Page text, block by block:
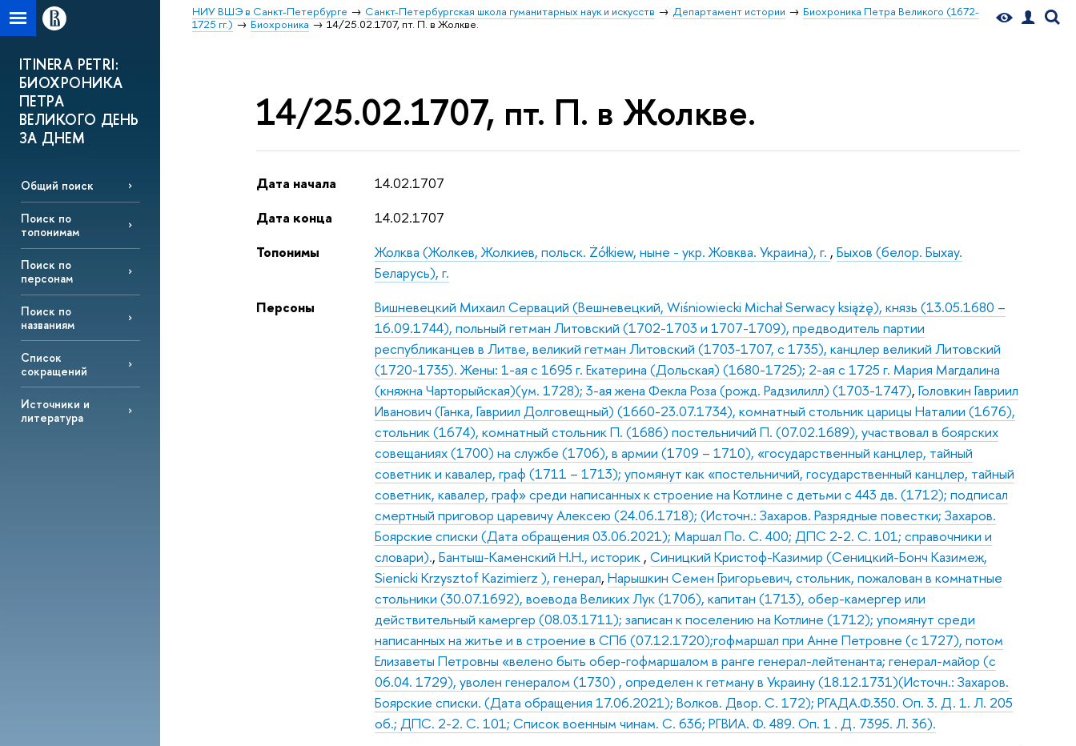
НИУ ВШЭ в Санкт-Петербурге Санкт-Петербургская школа гуманитарных наук и искусств Департамент истории
Биохроника Петра Великого (1672-
1725 гг.)
Биохроника 14/25.02.1707, пт. П. в Жолкве.
ITINERA PETRI:
БИОХРОНИКА
ПЕТРА
ВЕЛИКОГО ДЕНЬ
ЗА ДНЕМ
Общий поиск
Поиск по
топонимам
Поиск по
персонам
Поиск по
названиям
Список
сокращений
Источники и
литература
14/25.02.1707, пт. П. в Жолкве.
Дата начала
14.02.1707
Дата конца
14.02.1707
Топонимы
Жолква (Жолкев, Жолкиев, польск. Żółkiew, ныне - укр. Жовква. Украина), г. ,Быхов (белор. Быхау.
Беларусь), г.
Персоны
Вишневецкий Михаил Серваций (Вешневецкий, Wiśniowiecki Michał Serwacy książę), князь (13.05.1680 –
16.09.1744), польный гетман Литовский (1702-1703 и 1707-1709), предводитель партии
республиканцев в Литве, великий гетман Литовский (1703-1707, с 1735), канцлер великий Литовский
(1720-1735). Жены: 1-ая с 1695 г. Екатерина (Дольская) (1680-1725); 2-ая с 1725 г. Мария Магдалина
(княжна Чарторыйская)(ум. 1728); 3-ая жена Фекла Роза (рожд. Радзилилл) (1703-1747),Головкин Гавриил
Иванович (Ганка, Гавриил Долговещный) (1660-23.07.1734), комнатный стольник царицы Наталии (1676),
стольник (1674), комнатный стольник П. (1686) постельничий П. (07.02.1689), участвовал в боярских
совещаниях (1700) на службе (1706), в армии (1709 – 1710), «государственный канцлер, тайный
советник и кавалер, граф (1711 – 1713); упомянут как «постельничий, государственный канцлер, тайный
советник, кавалер, граф» среди написанных к строение на Котлине с детьми с 443 дв. (1712); подписал
смертный приговор царевичу Алексею (24.06.1718); (Источн.: Захаров. Разрядные повестки; Захаров.
Боярские списки (Дата обращения 03.06.2021); Маршал По. С. 400; ДПС 2-2. С. 101; справочники и
словари).,Бантыш-Каменский Н.Н., историк ,Синицкий Кристоф-Казимир (Сеницкий-Бонч Казимеж,
Sienicki Krzysztof Kazimierz ), генерал,Нарышкин Семен Григорьевич, стольник, пожалован в комнатные
стольники (30.07.1692), воевода Великих Лук (1706), капитан (1713), обер-камергер или
действительный камергер (08.03.1711); записан к поселению на Котлине (1712); упомянут среди
написанных на житье и в строение в СПб (07.12.1720);гофмаршал при Анне Петровне (с 1727), потом
Елизаветы Петровны «велено быть обер-гофмаршалом в ранге генерал-лейтенанта; генерал-майор (с
06.04. 1729), уволен генералом (1730) , определен к гетману в Украину (18.12.1731)(Источн.: Захаров.
Боярские списки. (Дата обращения 17.06.2021); Волков. Двор. С. 172); РГАДА.Ф.350. Оп. 3. Д. 1. Л. 205
об.; ДПС. 2-2. С. 101; Список военным чинам. С. 636; РГВИА. Ф. 489. Оп. 1 . Д. 7395. Л. 36).